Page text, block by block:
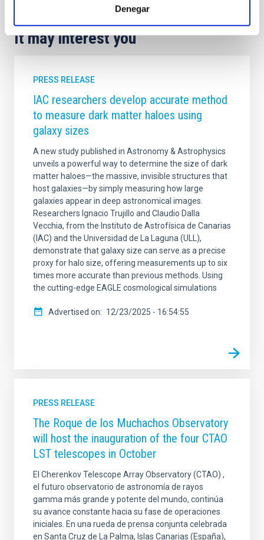
Denegar
It may interest you
PRESS RELEASE
IAC researchers develop accurate method
to measure dark matter haloes using
galaxy sizes
A new study published in Astronomy & Astrophysics
unveils a powerful way to determine the size of dark
matter haloes—the massive, invisible structures that
host galaxies—by simply measuring how large
galaxies appear in deep astronomical images.
Researchers Ignacio Trujillo and Claudio Dalla
Vecchia, from the Instituto de Astrofísica de Canarias
(IAC) and the Universidad de La Laguna (ULL),
demonstrate that galaxy size can serve as a precise
proxy for halo size, offering measurements up to six
times more accurate than previous methods. Using
the cutting-edge EAGLE cosmological simulations
Advertised on 12/23/2025 - 16:54:55
PRESS RELEASE
The Roque de los Muchachos Observatory
will host the inauguration of the four CTAO
LST telescopes in October
El Cherenkov Telescope Array Observatory (CTAO) ,
el futuro observatorio de astronomía de rayos
gamma más grande y potente del mundo, continúa
su avance constante hacia su fase de operaciones
iniciales. En una rueda de prensa conjunta celebrada
en Santa Cruz de La Palma, Islas Canarias (España),